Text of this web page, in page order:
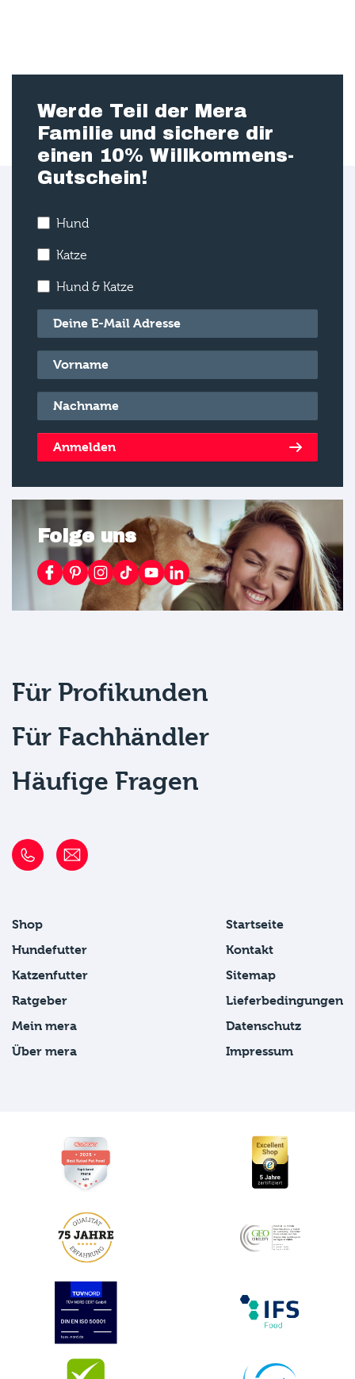
Werde Teil der Mera
Familie und sichere dir
einen 10% Willkommens-
Gutschein!
Hund
Katze
Hund & Katze
E-Mail*
Vorname*
Nachname*
Anmelden
Folge uns
Für Profikunden
Für Fachhändler
Häufige Fragen
Shop
Hundefutter
Katzenfutter
Ratgeber
Mein mera
Über mera
Startseite
Kontakt
Sitemap
Lieferbedingungen
Datenschutz
Impressum